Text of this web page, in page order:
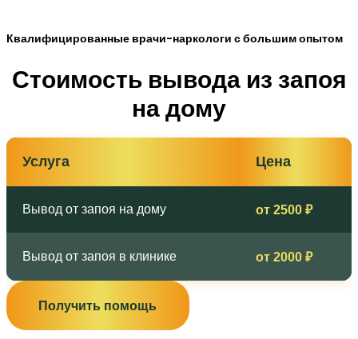
Квалифицированные врачи-наркологи с большим опытом
Стоимость вывода из запоя
на дому
Услуга Цена
Вывод от запоя на дому от 2500 ₽
Вывод от запоя в клинике от 2000 ₽
Получить помощь